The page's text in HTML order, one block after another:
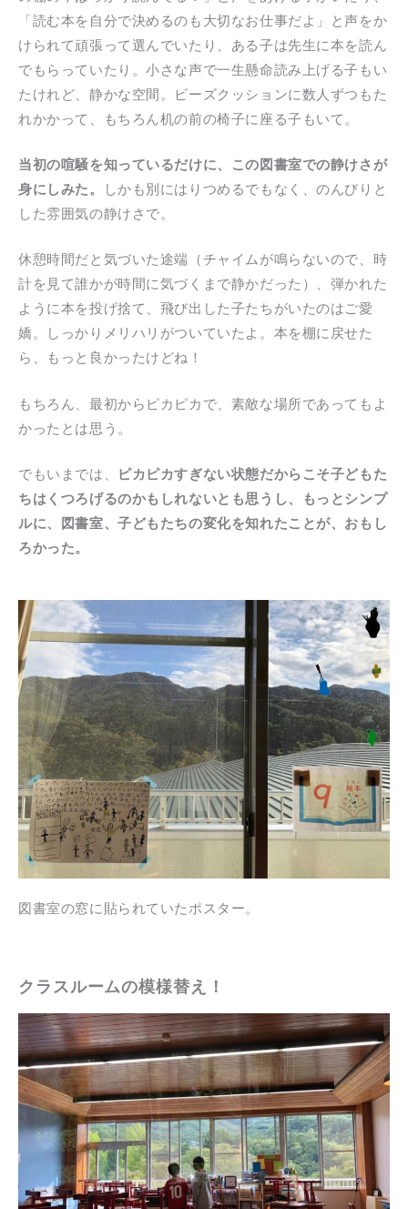
「読む本を自分で決めるのも大切なお仕事だよ」と声をか
けられて頑張って選んでいたり、ある子は先生に本を読ん
でもらっていたり。小さな声で一生懸命読み上げる子もい
たけれど、静かな空間。ビーズクッションに数人ずつもた
れかかって、もちろん机の前の椅子に座る子もいて。
当初の喧騒を知っているだけに、この図書室での静けさが
身にしみた。
しかも別にはりつめるでもなく、のんびりと
した雰囲気の静けさで。
休憩時間だと気づいた途端（チャイムが鳴らないので、時
計を見て誰かが時間に気づくまで静かだった）、弾かれた
ように本を投げ捨て、飛び出した子たちがいたのはご愛
嬌。しっかりメリハリがついていたよ。本を棚に戻せた
ら、もっと良かったけどね！
もちろん、最初からピカピカで、素敵な場所であってもよ
かったとは思う。
でもいまでは、
ピカピカすぎない状態だからこそ子どもた
ちはくつろげるのかもしれないとも思うし、もっとシンプ
ルに、図書室、子どもたちの変化を知れたことが、おもし
ろかった。
図書室の窓に貼られていたポスター。
クラスルームの模様替え！